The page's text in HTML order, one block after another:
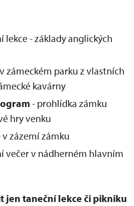
lekce - základy anglických
zámeckém parku z vlastních
kavárny
- prohlídka zámku
hry venku
v zázemí zámku
večer v nádherném hlavním
jen taneční lekce či pikniku